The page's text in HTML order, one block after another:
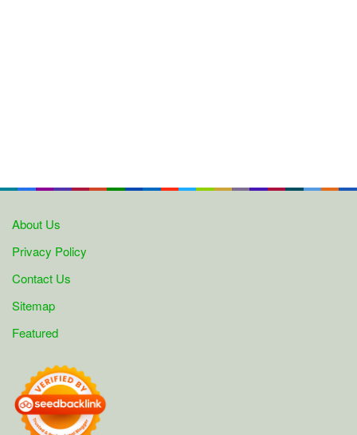
About Us
Privacy Policy
Contact Us
Sitemap
Featured